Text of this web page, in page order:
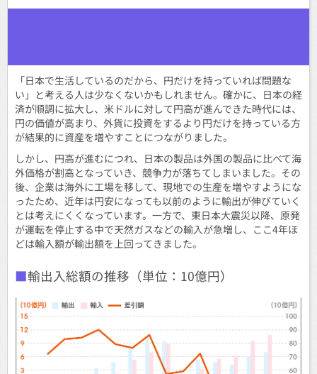
「日本で生活しているのだから、円だけを持っていれば問題な
い」と考える人は少なくないかもしれません。確かに、日本の経
済が順調に拡大し、米ドルに対して円高が進んできた時代には、
円の価値が高まり、外貨に投資をするより円だけを持っている方
が結果的に資産を増やすことにつながりました。
しかし、円高が進むにつれ、日本の製品は外国の製品に比べて海
外価格が割高となっていき、競争力が落ちてしまいました。その
後、企業は海外に工場を移して、現地での生産を増やすようにな
ったため、近年は円安になっても以前のように輸出が伸びていく
とは考えにくくなっています。一方で、東日本大震災以降、原発
が運転を停止する中で天然ガスなどの輸入が急増し、ここ4年ほ
どは輸入額が輸出額を上回ってきました。
輸出入総額の推移（単位：10億円）